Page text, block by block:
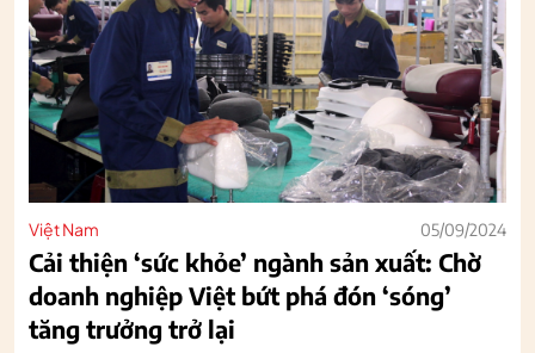
Việt Nam 05/09/2024
Cải thiện ‘sức khỏe’ ngành sản xuất: Chờ
doanh nghiệp Việt bứt phá đón ‘sóng’
tăng trưởng trở lại